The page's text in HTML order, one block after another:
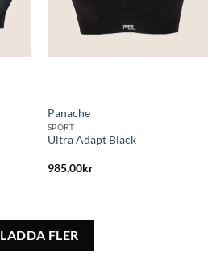
Panache
SPORT
Ultra Adapt Black
985,00kr
LADDA FLER